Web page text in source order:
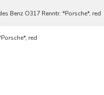
Benz O317 Renntr. *Porsche*, red